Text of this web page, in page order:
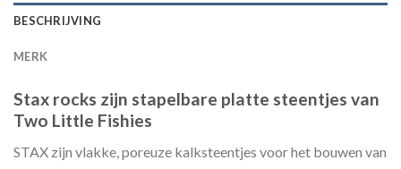
BESCHRIJVING
MERK
Stax rocks zijn stapelbare platte steentjes van
Two Little Fishies
STAX zijn vlakke, poreuze kalksteentjes voor het bouwen van